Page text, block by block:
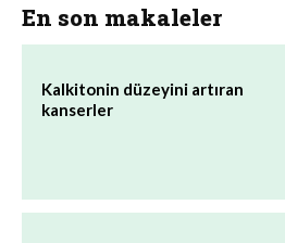
En son makaleler
Kalkitonin düzeyini artıran
kanserler